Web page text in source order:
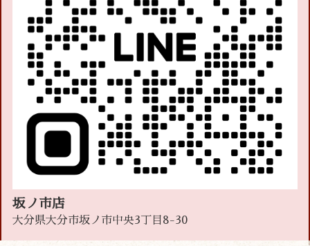
坂ノ市店
大分県大分市坂ノ市中央3丁目8-30